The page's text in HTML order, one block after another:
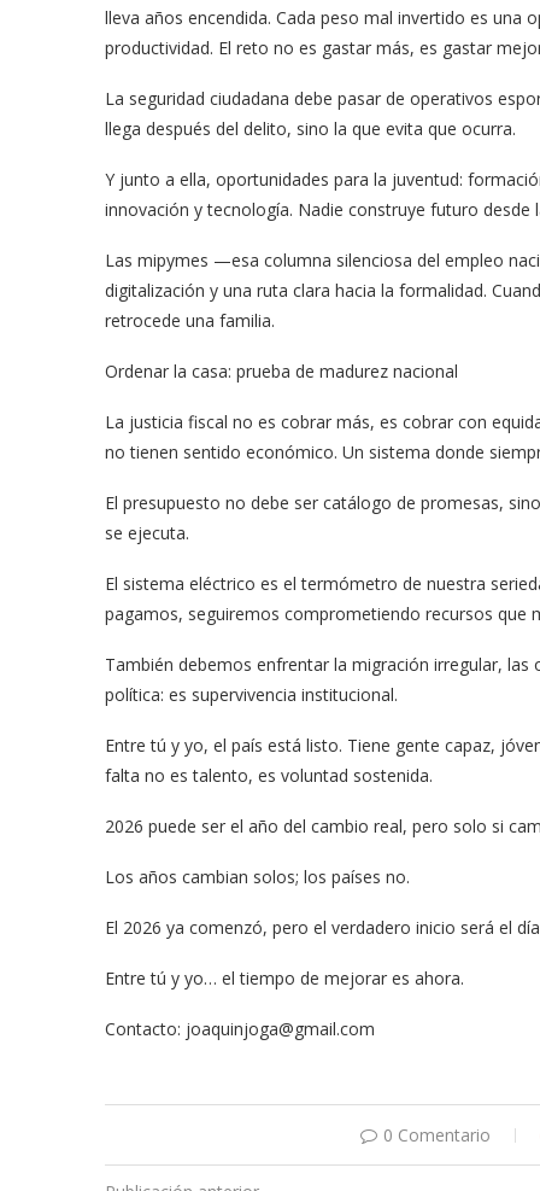
lleva años encendida. Cada peso mal invertido es una
productividad. El reto no es gastar más, es gastar
La seguridad ciudadana debe pasar de operativos
llega después del delito, sino la que evita que ocurra.
Y junto a ella, oportunidades para la juventud:
innovación y tecnología. Nadie construye futuro desde
Las mipymes —esa columna silenciosa del empleo
digitalización y una ruta clara hacia la formalidad.
retrocede una familia.
Ordenar la casa: prueba de madurez nacional
La justicia fiscal no es cobrar más, es cobrar con
no tienen sentido económico. Un sistema donde
El presupuesto no debe ser catálogo de promesas,
se ejecuta.
El sistema eléctrico es el termómetro de nuestra
pagamos, seguiremos comprometiendo recursos que
También debemos enfrentar la migración irregular,
política: es supervivencia institucional.
Entre tú y yo, el país está listo. Tiene gente capaz,
falta no es talento, es voluntad sostenida.
2026 puede ser el año del cambio real, pero solo si
Los años cambian solos; los países no.
El 2026 ya comenzó, pero el verdadero inicio será el
Entre tú y yo… el tiempo de mejorar es ahora.
Contacto: joaquinjoga@gmail.com
0 Comentario